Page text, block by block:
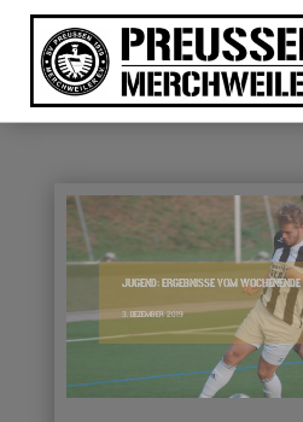
JUGEND: ERGEBNISSE VOM WOCHENENDE
3. DEZEMBER 2019